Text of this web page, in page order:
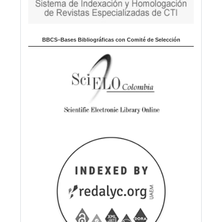
BBCS–Bases Bibliográficas con Comité de Selección